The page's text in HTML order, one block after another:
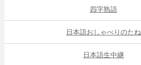
四字熟語
日本語おしゃべりのたね
日本語生中継